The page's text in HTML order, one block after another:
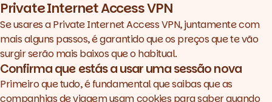
Confirma que estás a usar
uma sessão nova
Escolhe o país de destino na
tua VPN
Private Internet Access VPN
Se usares aPrivate Internet Access VPN, juntamente com
mais alguns passos, é garantido que os preços que te vão
surgir serão mais baixos que o habitual.
Confirma que estás a usar uma sessão nova
Primeiro que tudo, é fundamental que saibas que as
companhias de viagem usamcookiespara saber quando